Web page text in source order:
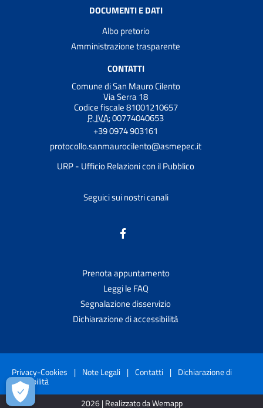
DOCUMENTI E DATI
Albo pretorio
Amministrazione trasparente
CONTATTI
Comune di San Mauro Cilento
Via Serra 18
Codice fiscale 81001210657
P. IVA:00774040653
+39 0974 903161
protocollo.sanmaurocilento@asmepec.it
URP - Ufficio Relazioni con il Pubblico
Seguici sui nostri canali
Prenota appuntamento
Leggi le FAQ
Segnalazione disservizio
Dichiarazione di accessibilità
Privacy-Cookies | Note Legali | Contatti | Dichiarazione di
accessibilità
2026 | Realizzato da Wemapp